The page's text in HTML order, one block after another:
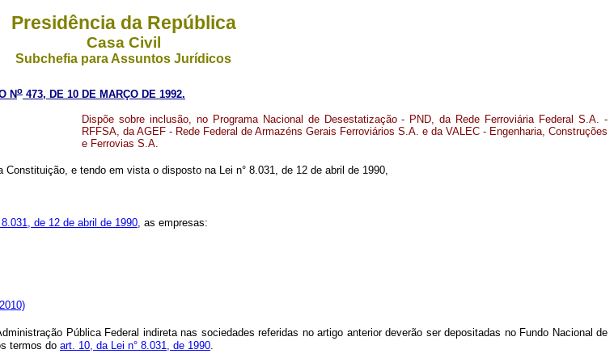
Presidência da República
Casa Civil
Subchefia para Assuntos Jurídicos
No 473, DE 10 DE MARÇO DE 1992.
Dispõe sobre inclusão, no Programa Nacional de Desestatização - PND, da Rede Ferroviária Federal S.A. -
RFFSA, da AGEF - Rede Federal de Armazéns Gerais Ferroviários S.A. e da VALEC - Engenharia, Construções
e Ferrovias S.A.
e tendo em vista o disposto na Lei n° 8.031, de 12 de abril de 1990,
8.031, de 12 de abril de 1990, as empresas:
Pública Federal indireta nas sociedades referidas no artigo anterior deverão ser depositadas no Fundo Nacional de
termos do art. 10, da Lei n° 8.031, de 1990.